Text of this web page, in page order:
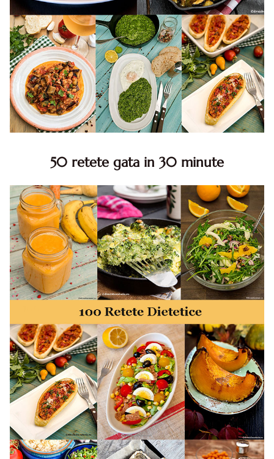
50 retete gata in 30 minute
minute. Retete rapide. Retete rapide de mancare. Idei
retete mancare rapid